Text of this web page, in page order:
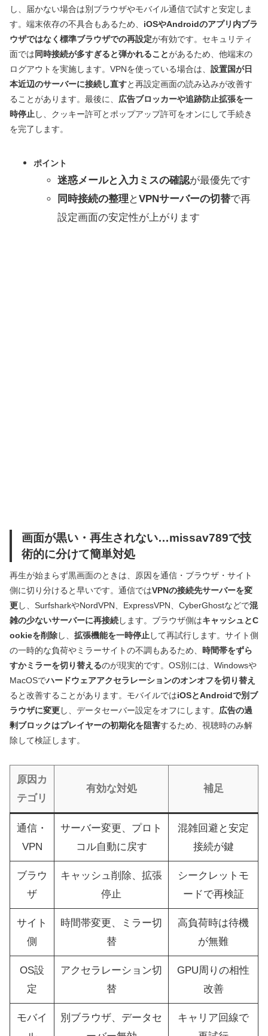
し、届かない場合は別ブラウザやモバイル通信で試すと安定しま
す。端末依存の不具合もあるため、 iOSやAndroidのアプリ内ブラ
ウザではなく標準ブラウザでの再設定が有効です。セキュリティ
面では同時接続が多すぎると弾かれることがあるため、他端末の
ログアウトを実施します。VPNを使っている場合は、 設置国が日
本近辺のサーバーに接続し直すと再設定画面の読み込みが改善す
ることがあります。最後に、 広告ブロッカーや追跡防止拡張を一
時停止し、クッキー許可とポップアップ許可をオンにして手続き
を完了します。
ポイント
迷惑メールと入力ミスの確認が最優先です
同時接続の整理 とVPNサーバーの切替で再
設定画面の安定性が上がります
画面が黒い・再生されない…missav789で技
術的に分けて簡単対処
再生が始まらず黒画面のときは、原因を通信・ブラウザ・サイト
側に切り分けると早いです。通信ではVPNの接続先サーバーを変
更し、SurfsharkやNordVPN、ExpressVPN、CyberGhostなどで混
雑の少ないサーバーに再接続します。ブラウザ側はキャッシュとC
ookieを削除し、 拡張機能を一時停止して再試行します。サイト側
の一時的な負荷やミラーサイトの不調もあるため、 時間帯をずら
すかミラーを切り替えるのが現実的です。OS別には、Windowsや
MacOSでハードウェアアクセラレーションのオンオフを切り替え
ると改善することがあります。モバイルではiOSとAndroidで別ブ
ラウザに変更し、データセーバー設定をオフにします。 広告の過
剰ブロックはプレイヤーの初期化を阻害するため、視聴時のみ解
除して検証します。
原因カ
テゴリ
有効な対処 補足
通信・
VPN
サーバー変更、プロト
コル自動に戻す
混雑回避と安定
接続が鍵
ブラウ
ザ
キャッシュ削除、拡張
停止
シークレットモ
ードで再検証
サイト
側
時間帯変更、ミラー切
替
高負荷時は待機
が無難
OS設
定
アクセラレーション切
替
GPU周りの相性
改善
モバイ
別ブラウザ、データセ
キャリア回線で